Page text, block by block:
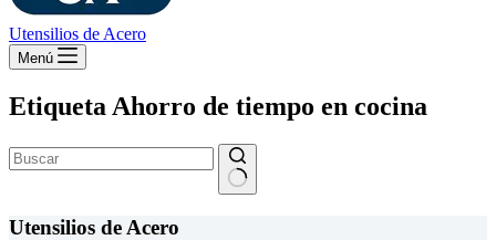
Utensilios de Acero
Menú
Etiqueta Ahorro de tiempo en cocina
resultados
Utensilios de Acero